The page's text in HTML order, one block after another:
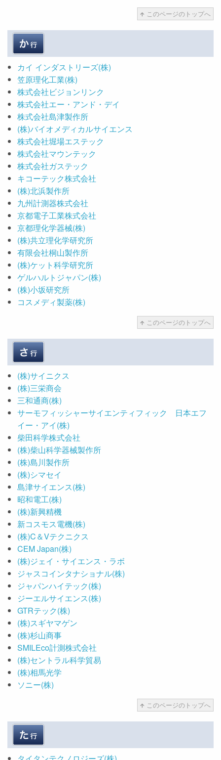
このページのトップへ
カイ インダストリーズ(株)
笠原理化工業(株)
株式会社ビジョンリンク
株式会社エー・アンド・デイ
株式会社島津製作所
(株)バイオメディカルサイエンス
株式会社堀場エステック
株式会社マウンテック
株式会社ガステック
キコーテック株式会社
(株)北浜製作所
九州計測器株式会社
京都電子工業株式会社
京都理化学器械(株)
(株)共立理化学研究所
有限会社桐山製作所
(株)ケット科学研究所
ゲルハルトジャパン(株)
(株)小坂研究所
コスメディ製薬(株)
このページのトップへ
(株)サイニクス
(株)三栄商会
三和通商(株)
サーモフィッシャーサイエンティフィック 日本エフ
イー・アイ(株)
柴田科学株式会社
(株)柴山科学器械製作所
(株)島川製作所
(株)シマセイ
島津サイエンス(株)
昭和電工(株)
(株)新興精機
新コスモス電機(株)
(株)C＆Vテクニクス
CEM Japan(株)
(株)ジェイ・サイエンス・ラボ
ジャスコインタナショナル(株)
ジャパンハイテック(株)
ジーエルサイエンス(株)
GTRテック(株)
(株)スギヤマゲン
(株)杉山商事
SMILEco計測株式会社
(株)セントラル科学貿易
(株)相馬光学
ソニー(株)
このページのトップへ